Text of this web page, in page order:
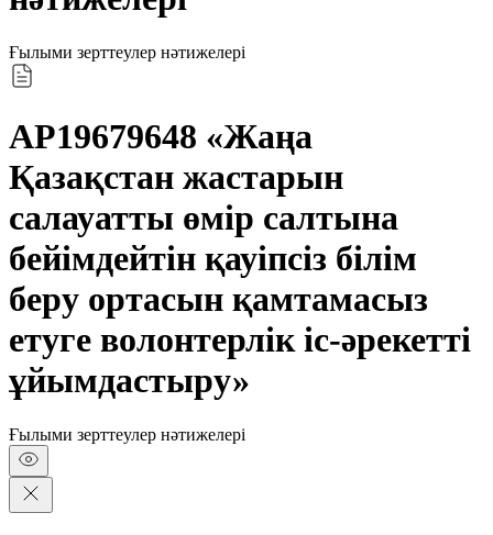
Ғылыми зерттеулер нәтижелері
AP19679648 «Жаңа
Қазақстан жастарын
салауатты өмір салтына
бейімдейтін қауіпсіз білім
беру ортасын қамтамасыз
етуге волонтерлік іс-әрекетті
ұйымдастыру»
Ғылыми зерттеулер нәтижелері